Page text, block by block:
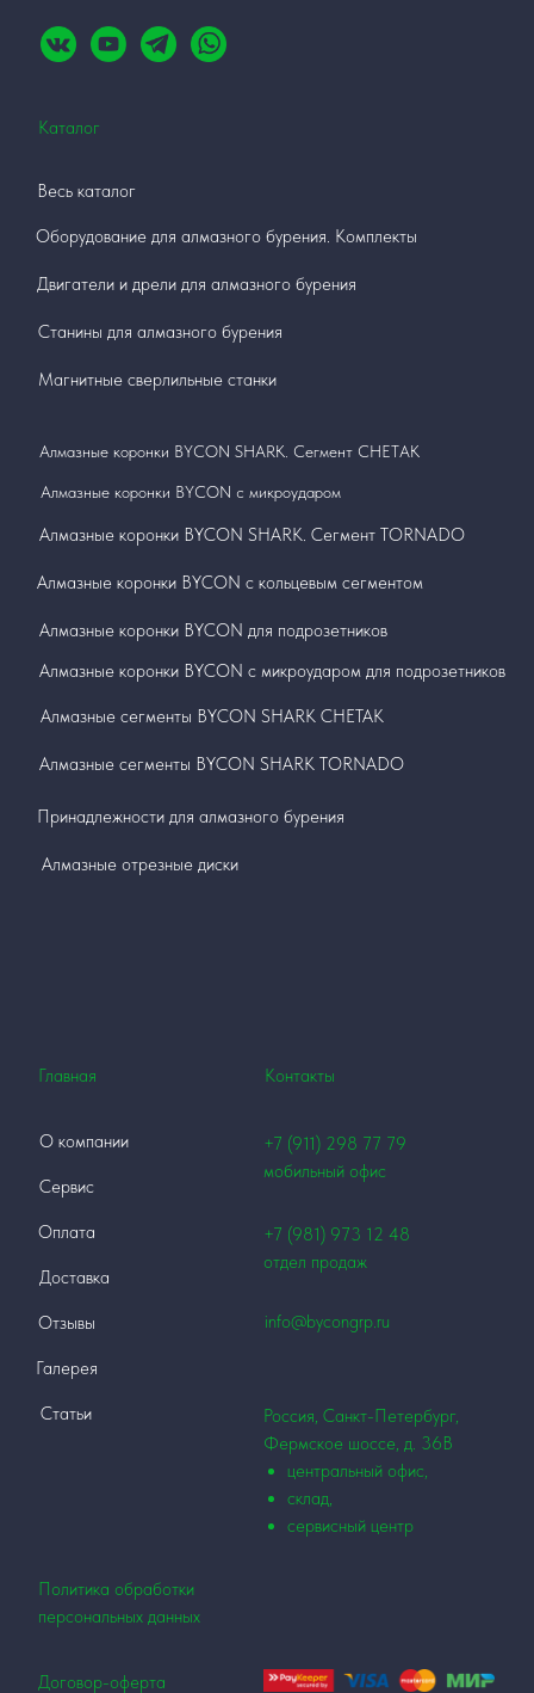
Каталог
Контакты
Весь каталог
Оборудование для алмазного бурения. Комплекты
Двигатели и дрели для алмазного бурения
Станины для алмазного бурения
Алмазные коронки BYCON SHARK. Сегмент СНЕТАК
Алмазные коронки BYCON SHARK. Сегмент TORNADO
Алмазные коронки BYCON с кольцевым сегментом
Алмазные сегменты BYCON SHARK СНЕТАК
Алмазные сегменты BYCON SHARK TORNADO
Принадлежности для алмазного бурения
Алмазные отрезные диски
Сервис
Оплата
Доставка
Отзывы
Галерея
Статьи
О компании +7 (911) 298 77 79
мобильный офис
+7 (981) 973 12 48
отдел продаж
info@bycongrp.ru
Россия, Санкт-Петербург,
Фермское шоссе, д. 36В
центральный офис,
склад,
сервисный центр
Политика обработки
персональных данных
Главная
Договор-оферта
Алмазные коронки BYCON для подрозетников
Магнитные сверлильные станки
Алмазные коронки BYCON с микроударом
Алмазные коронки BYCON с микроударом для подрозетников